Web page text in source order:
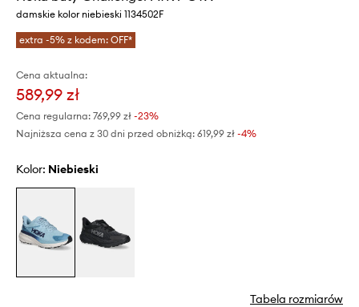
damskie kolor niebieski 1134502F
extra -5% z kodem: OFF*
Cena aktualna:
589,99 zł
Cena regularna: 769,99 zł -23%
Najniższa cena z 30 dni przed obniżką: 619,99 zł -4%
Kolor: niebieski
Tabela rozmiarów